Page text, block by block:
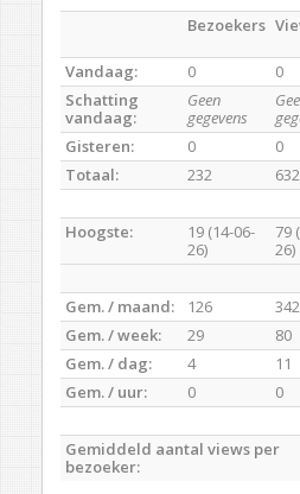
Bezoekers
Vandaag:
0 0
Schatting
vandaag:
Geen
gegevens
Gisteren:
0 0
Totaal:
232 632
Hoogste:
19 (14-06-
26)
79
26)
Gem. / maand: 126
342
Gem. / week:
29
80
Gem. / dag:
4
11
Gem. / uur:
0 0
Gemiddeld aantal views per
bezoeker: